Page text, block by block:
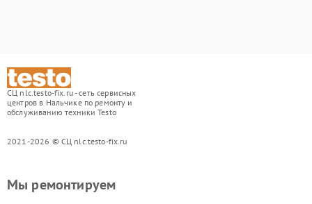
СЦ nlc.testo-fix.ru - сеть сервисных
центров в Нальчике по ремонту и
обслуживанию техники Testo
2021-2026 © СЦ nlc.testo-fix.ru
Мы ремонтируем